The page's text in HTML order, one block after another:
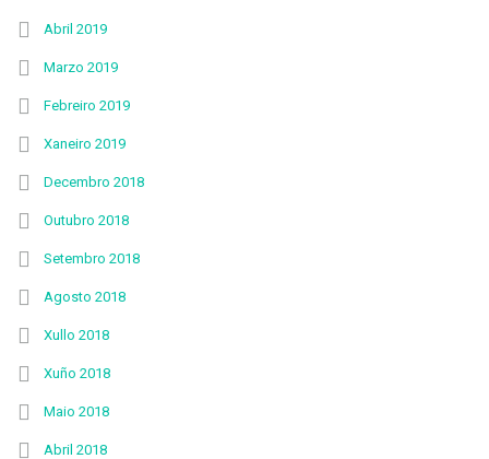
Abril 2019
Marzo 2019
Febreiro 2019
Xaneiro 2019
Decembro 2018
Outubro 2018
Setembro 2018
Agosto 2018
Xullo 2018
Xuño 2018
Maio 2018
Abril 2018